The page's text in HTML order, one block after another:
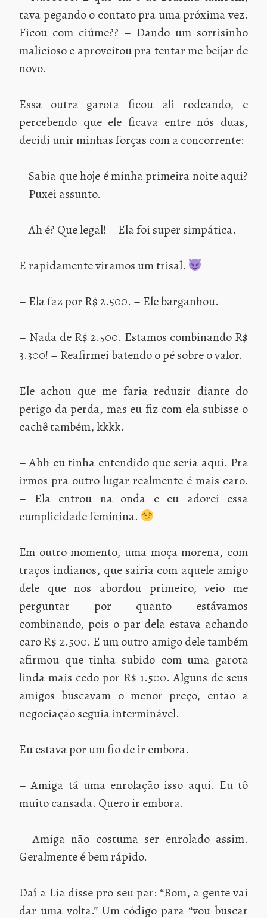
tava pegando o contato pra uma próxima vez.
Ficou com ciúme?? – Dando um sorrisinho
malicioso e aproveitou pra tentar me beijar de
novo.
Essa outra garota ficou ali rodeando, e
percebendo que ele ficava entre nós duas,
decidi unir minhas forças com a concorrente:
– Sabia que hoje é minha primeira noite aqui?
– Puxei assunto.
– Ah é? Que legal! – Ela foi super simpática.
E rapidamente viramos um trisal.
– Ela faz por R$ 2.500. – Ele barganhou.
– Nada de R$ 2.500. Estamos combinando R$
3.300! – Reafirmei batendo o pé sobre o valor.
Ele achou que me faria reduzir diante do
perigo da perda, mas eu fiz com ela subisse o
cachê também, kkkk.
– Ahh eu tinha entendido que seria aqui. Pra
irmos pra outro lugar realmente é mais caro.
– Ela entrou na onda e eu adorei essa
cumplicidade feminina.
Em outro momento, uma moça morena, com
traços indianos, que sairia com aquele amigo
dele que nos abordou primeiro, veio me
perguntar por quanto estávamos
combinando, pois o par dela estava achando
caro R$ 2.500. E um outro amigo dele também
afirmou que tinha subido com uma garota
linda mais cedo por R$ 1.500. Alguns de seus
amigos buscavam o menor preço, então a
negociação seguia interminável.
Eu estava por um fio de ir embora.
– Amiga tá uma enrolação isso aqui. Eu tô
muito cansada. Quero ir embora.
– Amiga não costuma ser enrolado assim.
Geralmente é bem rápido.
Daí a Lia disse pro seu par: “Bom, a gente vai
dar uma volta.” Um código para “vou buscar